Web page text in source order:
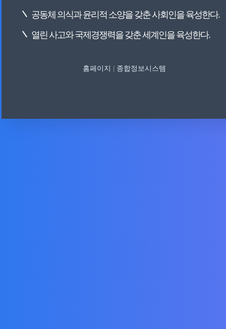
공동체 의식과 윤리적 소양을 갖춘 사회인을 육성한다.
열린 사고와 국제경쟁력을 갖춘 세계인을 육성한다.
홈페이지 종합정보시스템